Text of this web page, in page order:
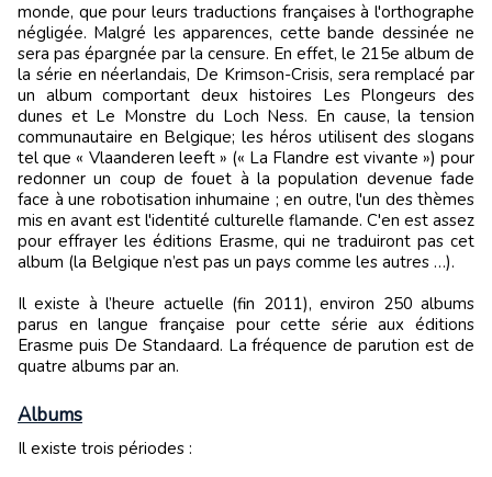
monde, que pour leurs traductions françaises à l'orthographe
négligée. Malgré les apparences, cette bande dessinée ne
sera pas épargnée par la censure. En effet, le 215e album de
la série en néerlandais, De Krimson-Crisis, sera remplacé par
un album comportant deux histoires Les Plongeurs des
dunes et Le Monstre du Loch Ness. En cause, la tension
communautaire en Belgique; les héros utilisent des slogans
tel que « Vlaanderen leeft » (« La Flandre est vivante ») pour
redonner un coup de fouet à la population devenue fade
face à une robotisation inhumaine ; en outre, l'un des thèmes
mis en avant est l'identité culturelle flamande. C'en est assez
pour effrayer les éditions Erasme, qui ne traduiront pas cet
album (la Belgique n’est pas un pays comme les autres …).
Il existe à l’heure actuelle (fin 2011), environ 250 albums
parus en langue française pour cette série aux éditions
Erasme puis De Standaard. La fréquence de parution est de
quatre albums par an.
Albums
Il existe trois périodes :